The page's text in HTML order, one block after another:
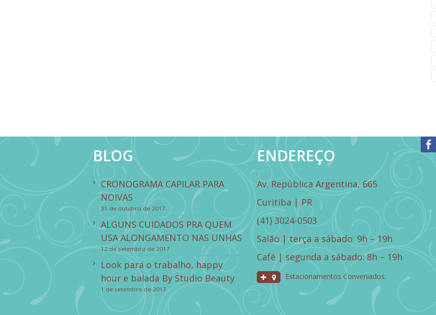
BLOG
CRONOGRAMA CAPILAR PARA
NOIVAS
31 de outubro de 2017
ALGUNS CUIDADOS PRA QUEM
USA ALONGAMENTO NAS UNHAS
12 de setembro de 2017
Look para o trabalho, happy
hour e balada By Studio Beauty
1 de setembro de 2017
ENDEREÇO
Av. República Argentina, 665
Curitiba | PR
(41) 3024-0503
Salão | terça a sábado: 9h – 19h
Café | segunda a sábado: 8h – 19h
Estacionamentos Conveniados: